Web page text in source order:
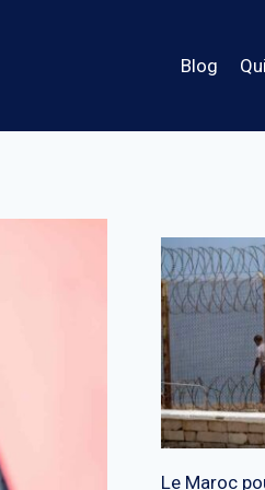
Blog
Le Maroc